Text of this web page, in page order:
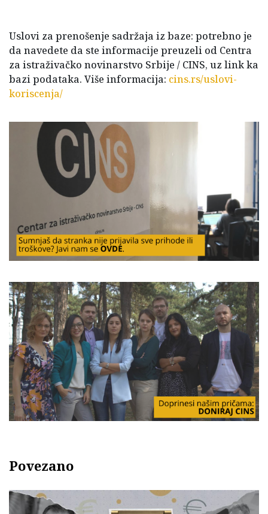
Uslovi za prenošenje sadržaja iz baze: potrebno je
da navedete da ste informacije preuzeli od Centra
za istraživačko novinarstvo Srbije / CINS, uz link ka
bazi podataka. Više informacija: cins.rs/uslovi-
koriscenja/
Povezano